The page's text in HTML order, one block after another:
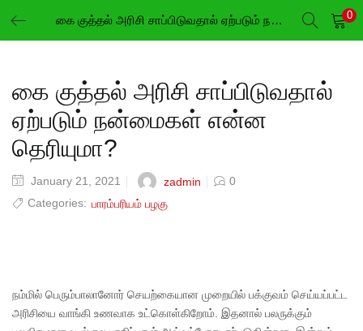
கை குத்தல் அரிசி சாப்பிடுவதால் ஏற்படும் நன்மைகள் என்ன தெரியுமா? 0
கை குத்தல் அரிசி சாப்பிடுவதால்
ஏற்படும் நன்மைகள் என்ன
தெரியுமா?
January 21, 2021 zadmin
0
Categories: பாரம்பரியம் பழகு
நம்மில் பெரும்பாலானோர் செயற்கையான முறையில் பக்குவம் செய்யப்பட்ட
அரிசியை வாங்கி உணவாக உட்கொள்கிறோம். இதனால் பலருக்கும்
LOGIN REGISTER
Enter your username and password to login.